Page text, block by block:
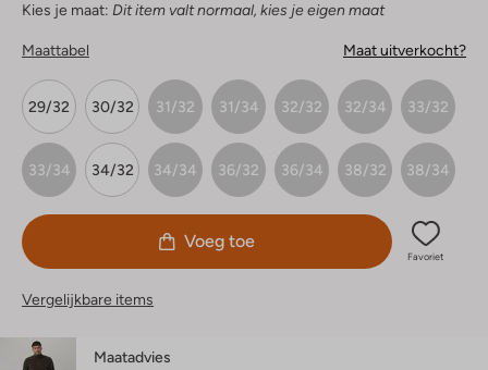
Kies je maat: Dit item valt normaal, kies je eigen maat
Maattabel Maat uitverkocht?
29/32 30/32 31/32 31/34 32/32 32/34 33/32
33/34 34/32 34/34 36/32 36/34 38/32 38/34
Voeg toe
Favoriet
Vergelijkbare items
Maatadvies